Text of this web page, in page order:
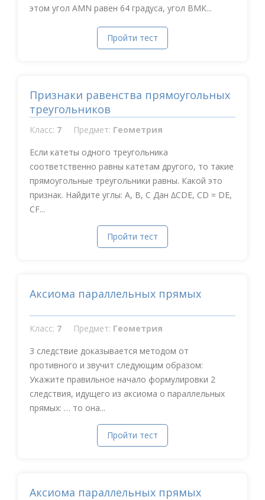
этом угол АMN равен 64 градуса, угол ВМК...
Пройти тест
Признаки равенства прямоугольных
треугольников
Класс: 7 Предмет: Геометрия
Если катеты одного треугольника
соответственно равны катетам другого, то такие
прямоугольные треугольники равны. Какой это
признак. Найдите углы: A, B, C Дан ∆CDE, CD = DE,
CF...
Пройти тест
Аксиома параллельных прямых
Класс: 7 Предмет: Геометрия
3 следствие доказывается методом от
противного и звучит следующим образом:
Укажите правильное начало формулировки 2
следствия, идущего из аксиома о параллельных
прямых: … то она...
Пройти тест
Аксиома параллельных прямых